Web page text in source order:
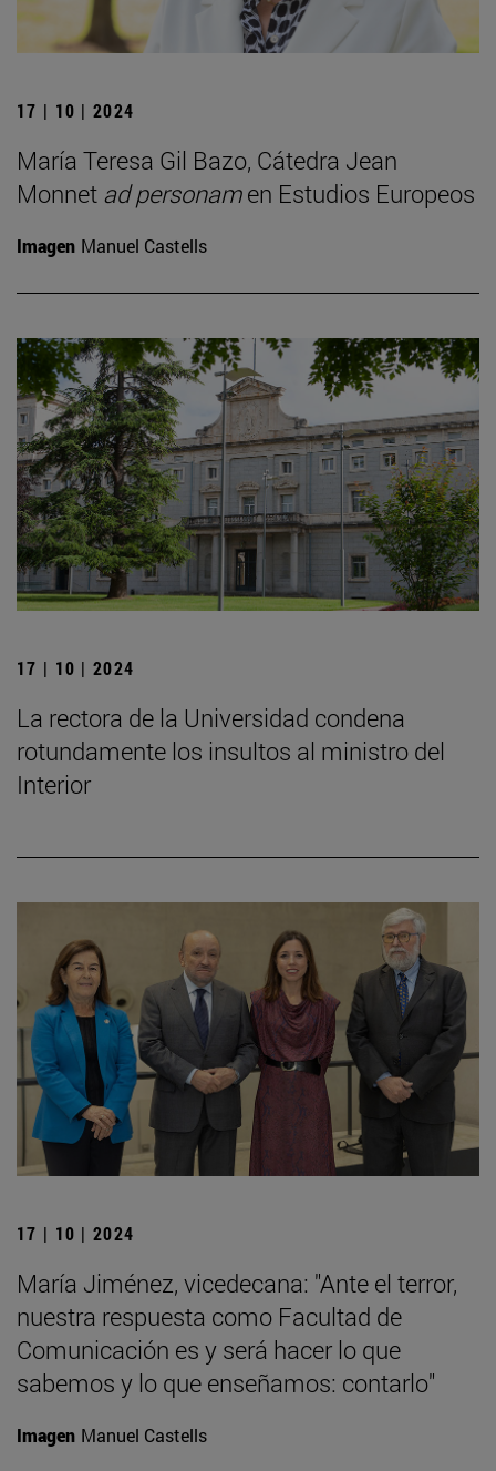
17 | 10 | 2024
María Teresa Gil Bazo, Cátedra Jean
Monnet ad personamen Estudios Europeos
Imagen Manuel Castells
17 | 10 | 2024
La rectora de la Universidad condena
rotundamente los insultos al ministro del
Interior
17 | 10 | 2024
María Jiménez, vicedecana: "Ante el terror,
nuestra respuesta como Facultad de
Comunicación es y será hacer lo que
sabemos y lo que enseñamos: contarlo"
Imagen Manuel Castells